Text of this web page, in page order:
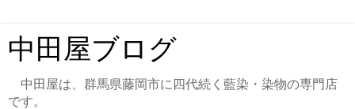
中田屋ブログ
中田屋は、群馬県藤岡市に四代続く藍染・染物の専門店
です。